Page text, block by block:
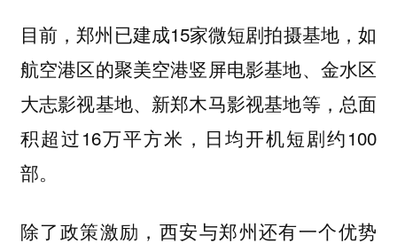
目前，郑州已建成15家微短剧拍摄基地，如
航空港区的聚美空港竖屏电影基地、金水区
大志影视基地、新郑木马影视基地等，总面
积超过16万平方米，日均开机短剧约100
部。
除了政策激励，西安与郑州还有一个优势